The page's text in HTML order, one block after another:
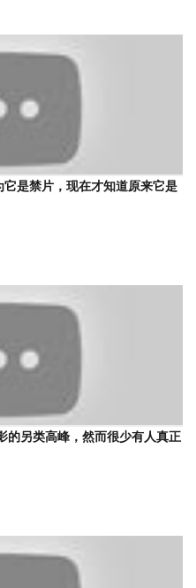
它是禁片，现在才知道原来它是
的另类高峰，然而很少有人真正